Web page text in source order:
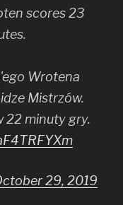
scores 23
Wrotena
Mistrzów.
22 minuty gry.
29, 2019